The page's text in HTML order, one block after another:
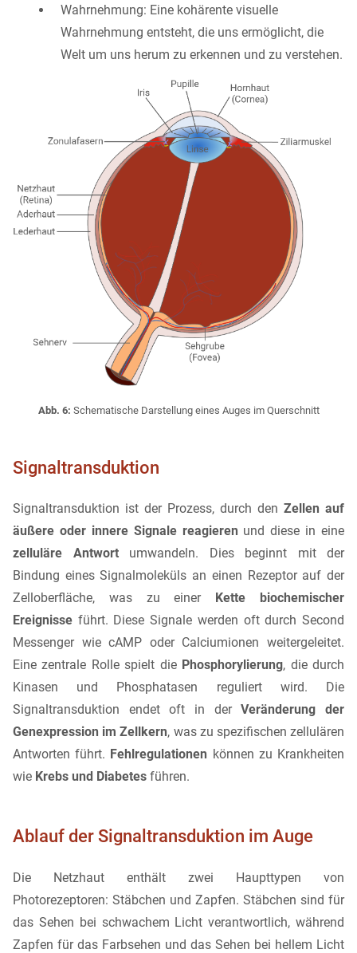
Wahrnehmung: Eine kohärente visuelle
Wahrnehmung entsteht, die uns ermöglicht, die
Welt um uns herum zu erkennen und zu verstehen.
Abb. 6: Schematische Darstellung eines Auges im Querschnitt
Signaltransduktion
Signaltransduktion ist der Prozess, durch den Zellen auf
äußere oder innere Signale reagieren und diese in eine
zelluläre Antwortumwandeln. Dies beginnt mit der
Bindung eines Signalmoleküls an einen Rezeptor auf der
Zelloberfläche, was zu einer Kette biochemischer
Ereignisse führt. Diese Signale werden oft durch Second
Messenger wie cAMP oder Calciumionen weitergeleitet.
Eine zentrale Rolle spielt die Phosphorylierung, die durch
Kinasen und Phosphatasen reguliert wird. Die
Signaltransduktion endet oft in derVeränderung der
Genexpression im Zellkern, was zu spezifischen zellulären
Antworten führt. Fehlregulationen können zu Krankheiten
wie Krebs und Diabetes führen.
Ablauf der Signaltransduktion im Auge
Die Netzhaut enthält zwei Haupttypen von
Photorezeptoren: Stäbchen und Zapfen. Stäbchen sind für
das Sehen bei schwachem Licht verantwortlich, während
Zapfen für das Farbsehen und das Sehen bei hellem Licht